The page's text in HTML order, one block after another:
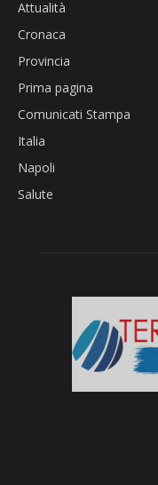
Attualità
Cronaca
Provincia
Prima pagina
Comunicati Stampa
Italia
Napoli
Salute